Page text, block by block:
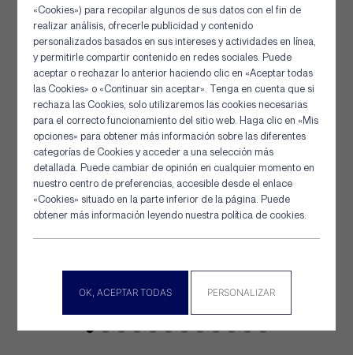
Panel de gestión de cookies
«Cookies») para recopilar algunos de sus datos con el fin de
realizar análisis, ofrecerle publicidad y contenido
personalizados basados en sus intereses y actividades en línea,
y permitirle compartir contenido en redes sociales. Puede
aceptar o rechazar lo anterior haciendo clic en «Aceptar todas
las Cookies» o «Continuar sin aceptar». Tenga en cuenta que si
rechaza las Cookies, solo utilizaremos las cookies necesarias
para el correcto funcionamiento del sitio web. Haga clic en «Mis
opciones» para obtener más información sobre las diferentes
categorías de Cookies y acceder a una selección más
detallada. Puede cambiar de opinión en cualquier momento en
nuestro centro de preferencias, accesible desde el enlace
«Cookies» situado en la parte inferior de la página. Puede
obtener más información leyendo nuestra política de cookies.
OK, ACEPTAR TODAS PERSONALIZAR
Red luminiscente Brezglow
La red BREZGLOW es una innovación de Le Drezen en
polietileno trenzado con 2 hilos...
[+] Detalles